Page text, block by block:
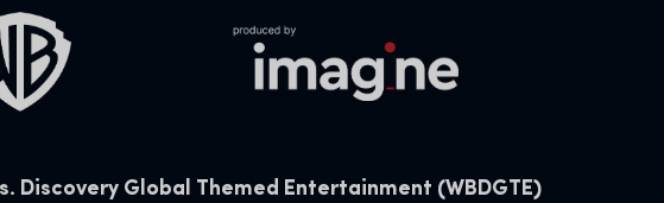
Discovery Global Themed Entertainment (WBDGTE)